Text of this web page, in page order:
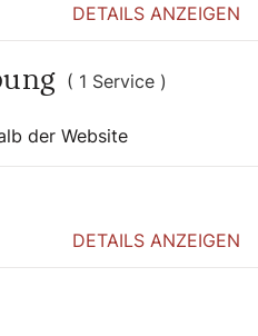
Kapitel
dort sollte er
hungerte ihn.“
gemacht, dass
Warum fasten
Antwort
fasten, solange
DETAILS ANZEIGEN
( 1 Service )
der Website
DETAILS ANZEIGEN